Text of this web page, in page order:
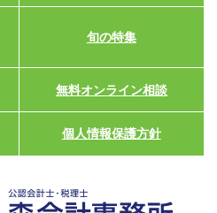
旬の特集
無料オンライン相談
個人情報保護方針